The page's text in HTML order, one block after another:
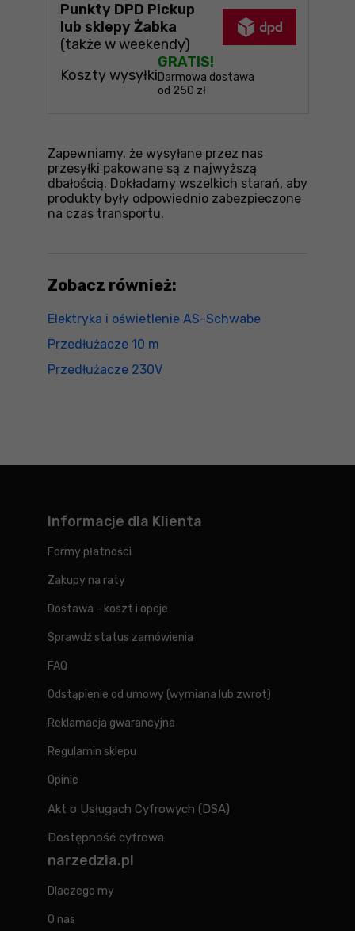
Punkty DPD Pickup
lub sklepy Żabka
(także w weekendy)
Koszty wysyłki
GRATIS!
Darmowa dostawa
od 250 zł
Zapewniamy, że wysyłane przez nas
przesyłki pakowane są z najwyższą
dbałością. Dokładamy wszelkich starań, aby
produkty były odpowiednio zabezpieczone
na czas transportu.
Zobacz również:
Elektryka i oświetlenie AS-Schwabe
Przedłużacze 10 m
Przedłużacze 230V
Informacje dla Klienta
Formy płatności
Zakupy na raty
Dostawa - koszt i opcje
Sprawdź status zamówienia
FAQ
Odstąpienie od umowy (wymiana lub zwrot)
Reklamacja gwarancyjna
Regulamin sklepu
Opinie
Akt o Usługach Cyfrowych (DSA)
Dostępność cyfrowa
narzedzia.pl
Dlaczego my
O nas